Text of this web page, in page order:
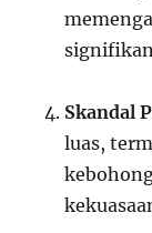
Skandal
luas,